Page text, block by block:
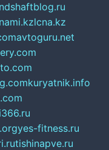
lcna.kz
avtoguru.net
kuryatnik.info
yes-fitness.ru
tishinapve.ru